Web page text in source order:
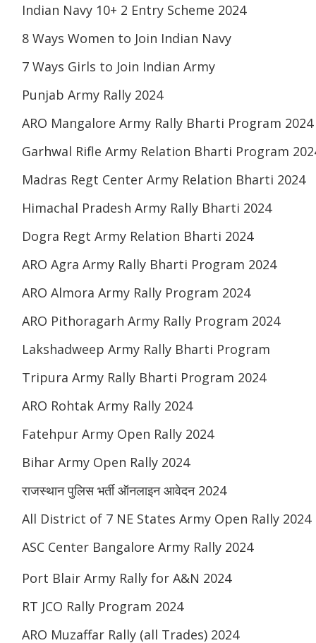
Indian Navy 10+ 2 Entry Scheme 2024
8 Ways Women to Join Indian Navy
7 Ways Girls to Join Indian Army
Punjab Army Rally 2024
ARO Mangalore Army Rally Bharti Program 2024
Garhwal Rifle Army Relation Bharti Program
Madras Regt Center Army Relation Bharti 2024
Himachal Pradesh Army Rally Bharti 2024
Dogra Regt Army Relation Bharti 2024
ARO Agra Army Rally Bharti Program 2024
ARO Almora Army Rally Program 2024
ARO Pithoragarh Army Rally Program 2024
Lakshadweep Army Rally Bharti Program
Tripura Army Rally Bharti Program 2024
ARO Rohtak Army Rally 2024
Fatehpur Army Open Rally 2024
Bihar Army Open Rally 2024
राजस्थान पुलिस भर्ती ऑनलाइन आवेदन 2024
All District of 7 NE States Army Open Rally 2024
ASC Center Bangalore Army Rally 2024
Port Blair Army Rally for A&N 2024
RT JCO Rally Program 2024
ARO Muzaffar Rally (all Trades) 2024